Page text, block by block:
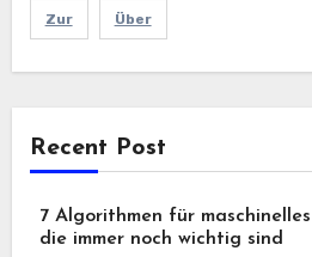
Zur Über
Recent Post
7 Algorithmen für
die immer noch wichtig sind